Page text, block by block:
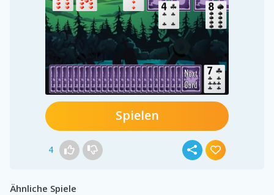
Spielen
4
Ähnliche Spiele